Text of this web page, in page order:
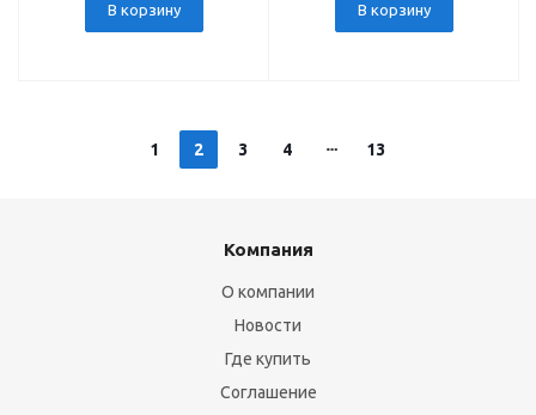
В корзину В корзину
1 2 3 4 13
Компания
О компании
Новости
Где купить
Соглашение